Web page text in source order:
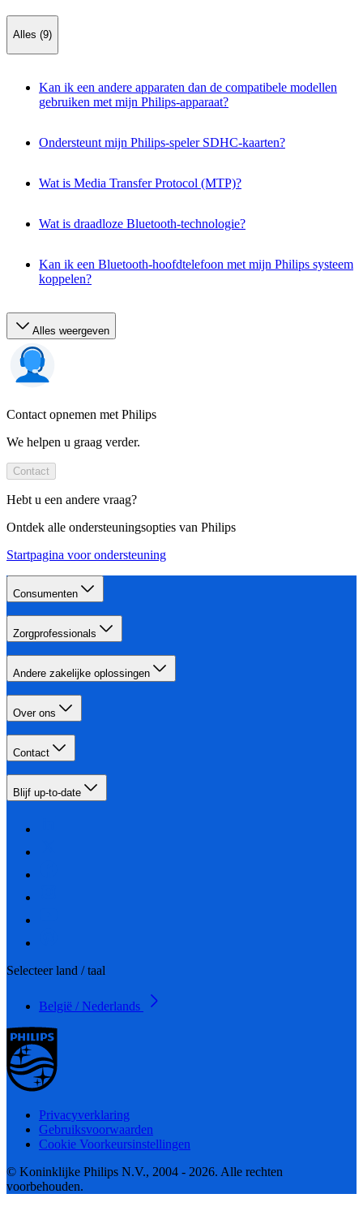
Alles (9)
Kan ik een andere apparaten dan de compatibele modellen
gebruiken met mijn Philips-apparaat?
Ondersteunt mijn Philips-speler SDHC-kaarten?
Wat is Media Transfer Protocol (MTP)?
Wat is draadloze Bluetooth-technologie?
Kan ik een Bluetooth-hoofdtelefoon met mijn Philips systeem
koppelen?
Alles weergeven
Contact opnemen met Philips
We helpen u graag verder.
Contact
Hebt u een andere vraag?
Ontdek alle ondersteuningsopties van Philips
Startpagina voor ondersteuning
Consumenten
Zorgprofessionals
Andere zakelijke oplossingen
Over ons
Contact
Blijf up-to-date
Selecteer land / taal
België / Nederlands
Privacyverklaring
Gebruiksvoorwaarden
Cookie Voorkeursinstellingen
© Koninklijke Philips N.V., 2004 - 2026. Alle rechten
voorbehouden.